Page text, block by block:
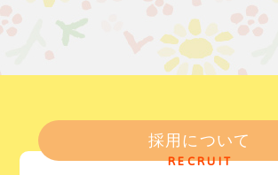
採用について
RECRUIT